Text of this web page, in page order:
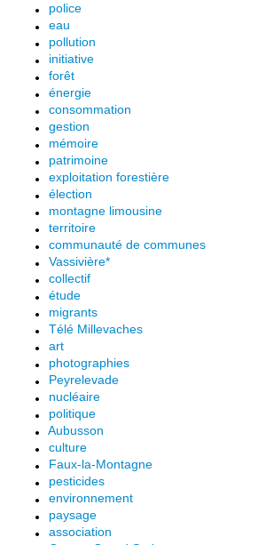
police
eau
pollution
initiative
forêt
énergie
consommation
gestion
mémoire
patrimoine
exploitation forestière
élection
montagne limousine
territoire
communauté de communes
Vassivière*
collectif
étude
migrants
Télé Millevaches
art
photographies
Peyrelevade
nucléaire
politique
Aubusson
culture
Faux-la-Montagne
pesticides
environnement
paysage
association